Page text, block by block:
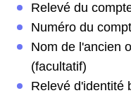
Relevé du
Numéro du
Nom de l'ancien
(facultatif)
Relevé d'identité